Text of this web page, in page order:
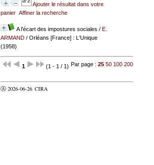
Ajouter le résultat dans votre
panier Affiner la recherche
A l'écart des impostures sociales / E.
ARMAND/ Orléans [France] : L'Unique
(1958)
1 (1 - 1 / 1) Par page : 25 50 100 200
Ⓐ 2026-06-26 CIRA